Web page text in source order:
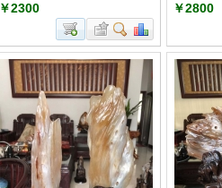
￥2300 ￥2800